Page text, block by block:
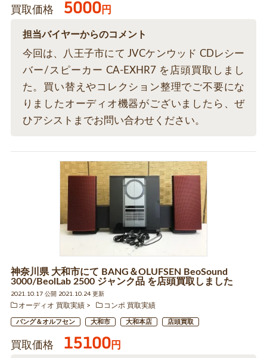
買取価格 5000円
担当バイヤーからのコメント
今回は、八王子市にて JVCケンウッド CDレシー
バー/スピーカー CA-EXHR7 を店頭買取しまし
た。買い替えやコレクション整理でご不要にな
りましたオーディオ機器がございましたら、ぜ
ひアシストまでお問い合わせください。
神奈川県 大和市にて BANG＆OLUFSEN BeoSound
3000/BeolLab 2500 ジャンク品 を店頭買取しました
2021.10.17 公開 2021.10.24 更新
オーディオ 買取実績
コンポ 買取実績
バング＆オルフセン 大和市 大和本店 店頭買取
買取価格 15100円